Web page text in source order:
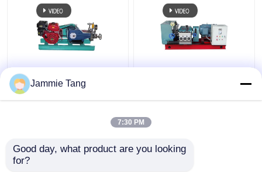
工業用水噴射浄化機 交
換器管用水噴出機
錆の船の外皮のクリー
ジェット機で行く機械
Jammie Tang
7:30 PM
Good day, what product are you looking
for?